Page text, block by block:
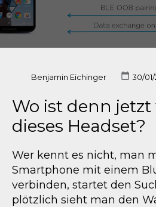
Benjamin Eichinger 30/
Wo ist denn
dieses Headset?
Wer kennt es nicht, man
Smartphone mit einem
verbinden, startet den
plötzlich sieht man den